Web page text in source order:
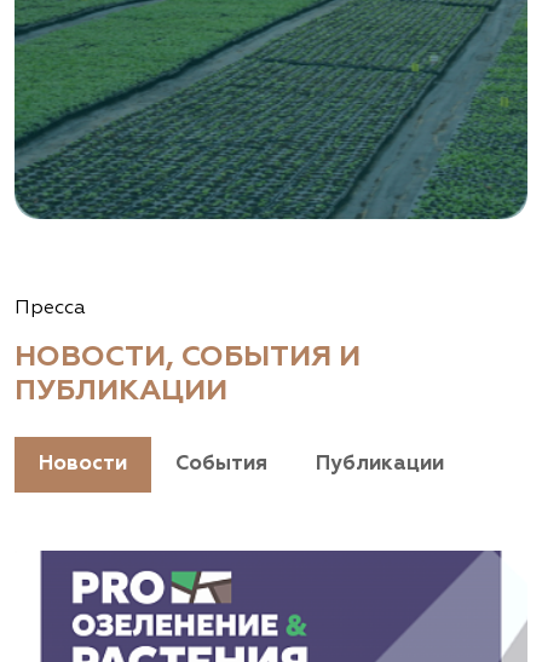
Пресса
НОВОСТИ, СОБЫТИЯ И
ПУБЛИКАЦИИ
Новости События Публикации